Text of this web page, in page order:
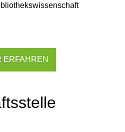
ERFAHREN